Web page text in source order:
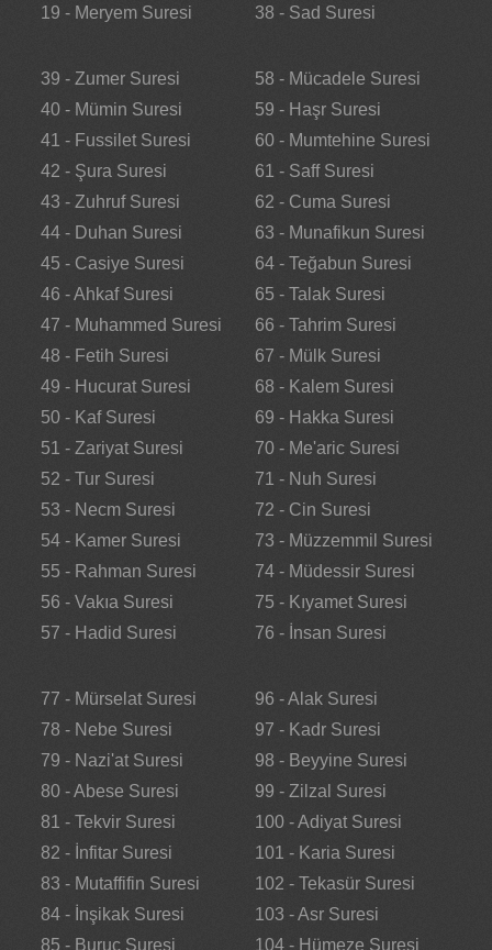
19 - Meryem Suresi
38 - Sad Suresi
39 - Zumer Suresi
40 - Mümin Suresi
41 - Fussilet Suresi
42 - Şura Suresi
43 - Zuhruf Suresi
44 - Duhan Suresi
45 - Casiye Suresi
46 - Ahkaf Suresi
47 - Muhammed Suresi
48 - Fetih Suresi
49 - Hucurat Suresi
50 - Kaf Suresi
51 - Zariyat Suresi
52 - Tur Suresi
53 - Necm Suresi
54 - Kamer Suresi
55 - Rahman Suresi
56 - Vakıa Suresi
57 - Hadid Suresi
58 - Mücadele Suresi
59 - Haşr Suresi
60 - Mumtehine Suresi
61 - Saff Suresi
62 - Cuma Suresi
63 - Munafikun Suresi
64 - Teğabun Suresi
65 - Talak Suresi
66 - Tahrim Suresi
67 - Mülk Suresi
68 - Kalem Suresi
69 - Hakka Suresi
70 - Me'aric Suresi
71 - Nuh Suresi
72 - Cin Suresi
73 - Müzzemmil Suresi
74 - Müdessir Suresi
75 - Kıyamet Suresi
76 - İnsan Suresi
77 - Mürselat Suresi
78 - Nebe Suresi
79 - Nazi'at Suresi
80 - Abese Suresi
81 - Tekvir Suresi
82 - İnfitar Suresi
83 - Mutaffifin Suresi
84 - İnşikak Suresi
85 - Buruc Suresi
96 - Alak Suresi
97 - Kadr Suresi
98 - Beyyine Suresi
99 - Zilzal Suresi
100 - Adiyat Suresi
101 - Karia Suresi
102 - Tekasür Suresi
103 - Asr Suresi
104 - Hümeze Suresi